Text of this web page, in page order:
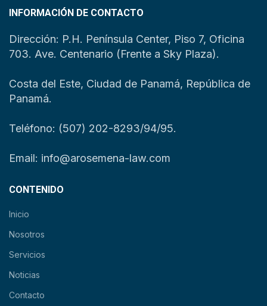
INFORMACIÓN DE CONTACTO
Dirección: P.H. Península Center, Piso 7, Oficina
703. Ave. Centenario (Frente a Sky Plaza).
Costa del Este, Ciudad de Panamá, República de
Panamá.
Teléfono: (507) 202-8293/94/95.
Email: info@arosemena-law.com
CONTENIDO
Inicio
Nosotros
Servicios
Noticias
Contacto